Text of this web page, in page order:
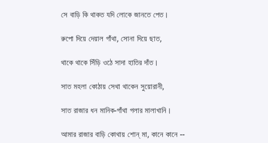
সে বাড়ি কি থাকত যদি লোকে জানতে পেত।
রুপো দিয়ে দেয়াল গাঁথা, সোনা দিয়ে ছাত,
থাকে থাকে সিঁড়ি ওঠে সাদা হাতির দাঁত।
সাত মহলা কোঠায় সেথা থাকেন সুয়োরানী,
সাত রাজার ধন মানিক-গাঁথা গলার মালাখানি।
আমার রাজার বাড়ি কোথায় শোন্ মা, কানে কানে --